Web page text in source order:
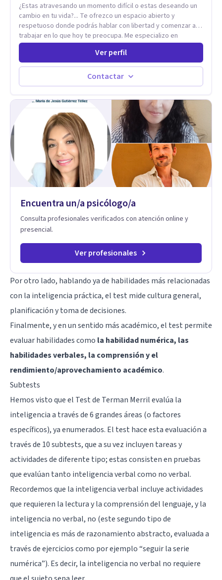
¿Estas atravesando un momento difícil o estas deseando un
cambio en tu vida?... Te ofrezco un espacio abierto y
respetuoso donde podrás hablar con libertad y comenzar a
trabajar en lo que hoy te preocupa. Me especializo en
Trastornos de Ansiedad y a lo largo de mi experiencia
profesional he acompañado a muchas Familias y Parejas con
distintas problemáticas como el manejo del estrés,
Autoestima, Gestión de la Ira, Depresión, Retos en la Crianza,
Codependencia, Celos, entre otros. Cuento con más de 12
trabajado en distintos contextos clínicos con niños,
Adolescentes y Adultos
Ver perfil
Contactar
Encuentra un/a psicólogo/a
Consulta profesionales verificados con atención online y
presencial.
Ver profesionales
Por otro lado, hablando ya de habilidades más relacionadas
con la inteligencia práctica, el test mide cultura general,
planificación y toma de decisiones.
Finalmente, y en un sentido más académico, el test permite
evaluar habilidades como la habilidad numérica, las
habilidades verbales, la comprensión y el
rendimiento/aprovechamiento académico.
Subtests
Hemos visto que el Test de Terman Merril evalúa la
inteligencia a través de 6 grandes áreas (o factores
específicos), ya enumerados. El test hace esta evaluación a
través de 10 subtests, que a su vez incluyen tareas y
actividades de diferente tipo; estas consisten en pruebas
que evalúan tanto inteligencia verbal como no verbal.
Recordemos que la inteligencia verbal incluye actividades
que requieren la lectura y la comprensión del lenguaje, y la
inteligencia no verbal, no (este segundo tipo de
inteligencia es más de razonamiento abstracto, evaluada a
través de ejercicios como por ejemplo “seguir la serie
numérica”). Es decir, la inteligencia no verbal no requiere